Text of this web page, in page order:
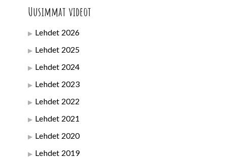
Uusimmat videot
Lehdet 2026
Lehdet 2025
Lehdet 2024
Lehdet 2023
Lehdet 2022
Lehdet 2021
Lehdet 2020
Lehdet 2019